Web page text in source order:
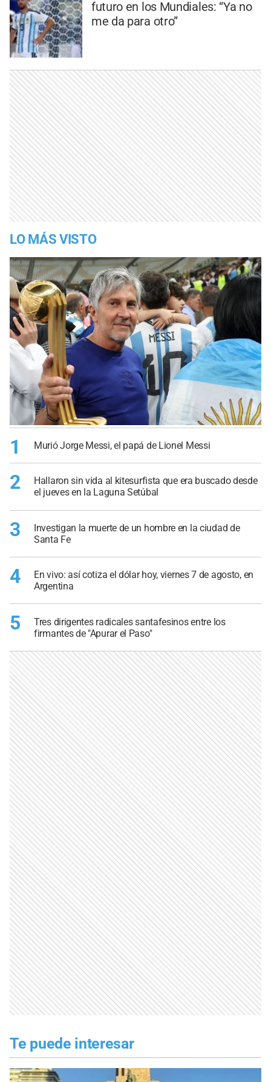
futuro en los Mundiales: “Ya no
me da para otro”
LO MÁS VISTO
1 Murió Jorge Messi, el papá de Lionel Messi
2
Hallaron sin vida al kitesurfista que era buscado desde
el jueves en la Laguna Setúbal
3
Investigan la muerte de un hombre en la ciudad de
Santa Fe
4
En vivo: así cotiza el dólar hoy, viernes 7 de agosto, en
Argentina
5
Tres dirigentes radicales santafesinos entre los
firmantes de "Apurar el Paso"
Te puede interesar